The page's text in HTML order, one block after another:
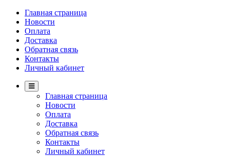
Главная страница
Новости
Оплата
Доставка
Обратная связь
Контакты
Личный кабинет
Главная страница
Новости
Оплата
Доставка
Обратная связь
Контакты
Личный кабинет